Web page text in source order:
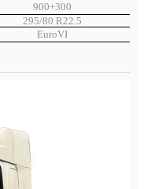
900+300
295/80 R22.5
EuroVI